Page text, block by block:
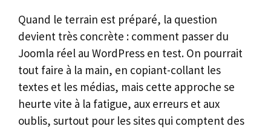
Quand le terrain est préparé, la question
devient très concrète : comment passer du
Joomla réel au WordPress en test. On pourrait
tout faire à la main, en copiant-collant les
textes et les médias, mais cette approche se
heurte vite à la fatigue, aux erreurs et aux
oublis, surtout pour les sites qui comptent des